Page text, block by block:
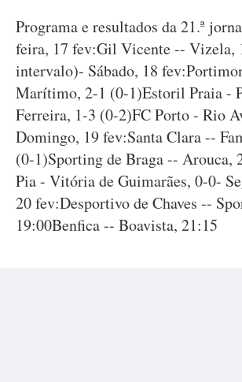
Programa e resultados da 21.ª
feira, 17 fev:Gil Vicente -- Vizela,
intervalo)- Sábado, 18
Marítimo, 2-1 (0-1)Estoril Praia -
Ferreira, 1-3 (0-2)FC Porto - Rio
Domingo, 19 fev:Santa Clara --
(0-1)Sporting de Braga -- Arouca,
Pia - Vitória de Guimarães, 0-0-
20 fev:Desportivo de Chaves --
19:00Benfica -- Boavista, 21:15